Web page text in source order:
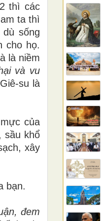
thì các
ta thì
sống
cho họ.
là niềm
và vu
su là
của
sầu khổ
xây
bạn.
đem